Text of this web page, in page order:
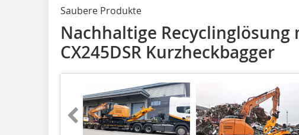
Saubere Produkte
Nachhaltige Recyclinglösung
CX245DSR Kurzheckbagger